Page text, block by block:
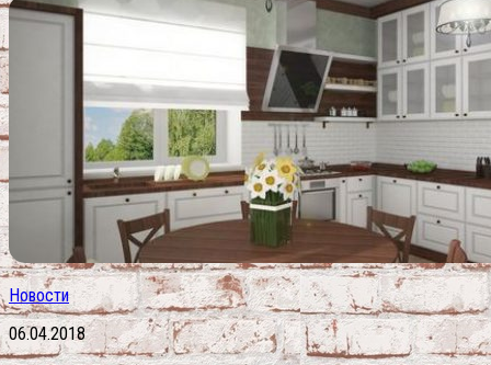
Новости
06.04.2018